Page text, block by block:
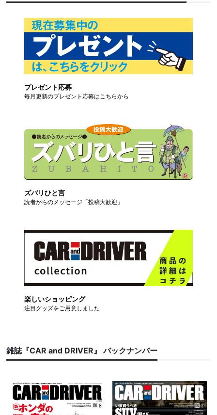
プレゼント応募
毎月更新のプレゼント応募はこちらから
ズバリひと言
読者からのメッセージ「投稿大歓迎」
楽しいショッピング
注目グッズをご用意しました
雑誌『CAR and DRIVER』 バックナンバー